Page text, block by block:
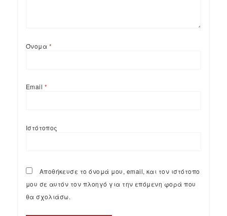
Όνομα *
Email *
Ιστότοπος
Αποθήκευσε το όνομά μου, email, και τον ιστότοπο
μου σε αυτόν τον πλοηγό για την επόμενη φορά που
θα σχολιάσω.